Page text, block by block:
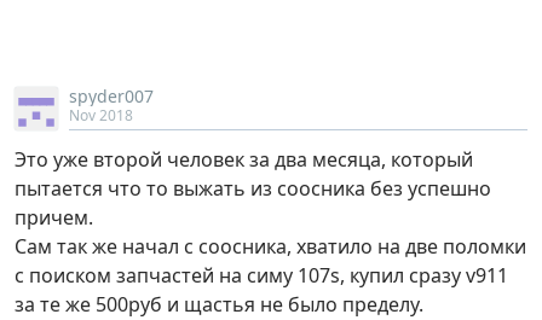
spyder007
Nov 2018
Это уже второй человек за два месяца, который
пытается что то выжать из соосника без успешно
причем.
Сам так же начал с соосника, хватило на две поломки
с поиском запчастей на симу 107s, купил сразу v911
за те же 500руб и щастья не было пределу.